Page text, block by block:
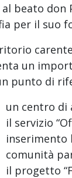
beato don
per il suo
un
punto di
un centro di
il servizio
inserimento
comunità
il progetto